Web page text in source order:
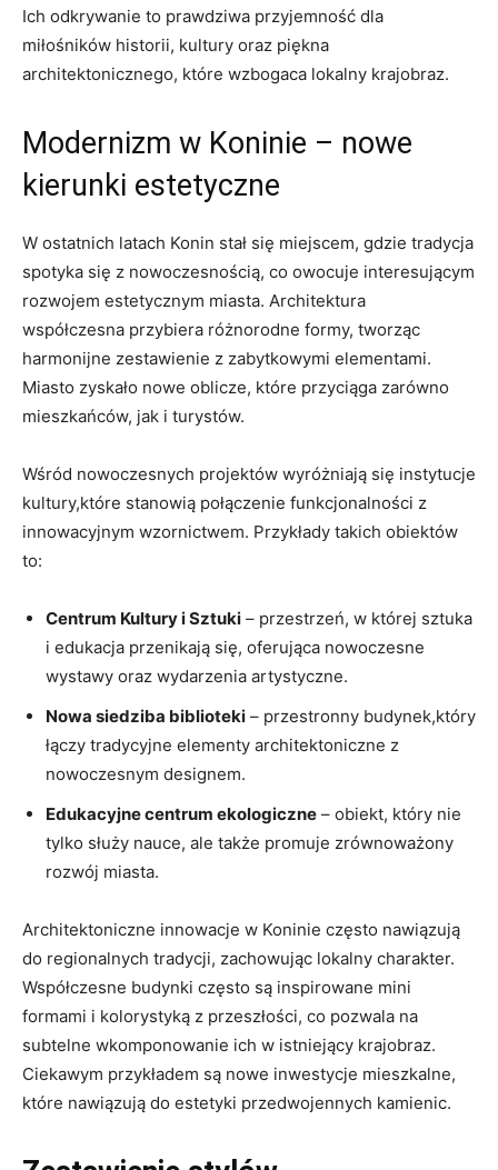
Ich odkrywanie to prawdziwa przyjemność dla
miłośników‌ historii, kultury oraz piękna
architektonicznego, które wzbogaca lokalny krajobraz.
Modernizm w Koninie⁤ – nowe
kierunki ‌estetyczne
W ostatnich latach Konin stał się miejscem, gdzie tradycja
spotyka się‌ z nowoczesnością, co owocuje interesującym
‍rozwojem estetycznym‍ miasta. Architektura
współczesna przybiera różnorodne formy, tworząc
harmonijne zestawienie z zabytkowymi elementami.
Miasto zyskało nowe oblicze, które⁤ przyciąga zarówno
mieszkańców, jak i turystów.
Wśród nowoczesnych projektów wyróżniają się⁣ instytucje
kultury,które stanowią połączenie ‍funkcjonalności z
innowacyjnym ⁣wzornictwem. Przykłady takich obiektów
to:
Centrum Kultury ​i Sztuki – przestrzeń, w której sztuka
i edukacja przenikają się, ‌oferująca nowoczesne
wystawy oraz wydarzenia artystyczne.
Nowa‍ siedziba biblioteki – przestronny budynek,który
łączy tradycyjne elementy architektoniczne z
nowoczesnym designem.
Edukacyjne centrum‌ ekologiczne – ⁤obiekt, który⁤ nie
tylko służy nauce, ale ⁤także promuje zrównoważony
rozwój miasta.
Architektoniczne innowacje‌ w Koninie⁢ często nawiązują
do regionalnych ⁤tradycji, zachowując lokalny charakter.
Współczesne budynki często‍ są inspirowane mini
formami i kolorystyką z przeszłości, co pozwala na
subtelne wkomponowanie ich w istniejący⁣ krajobraz.⁢
Ciekawym przykładem są nowe inwestycje mieszkalne,
które nawiązują do estetyki przedwojennych kamienic.